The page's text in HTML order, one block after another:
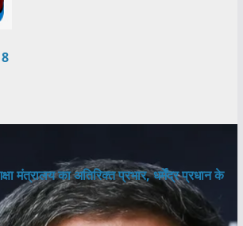
मंत्रालय का अतिरिक्त प्रभार, धर्मेंद्र प्रधान के